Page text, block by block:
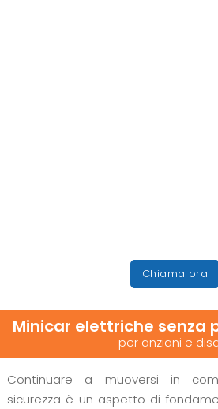
Chiama ora
Minicar elettriche senza
per anziani e
Continuare a muoversi in
sicurezza è un aspetto di